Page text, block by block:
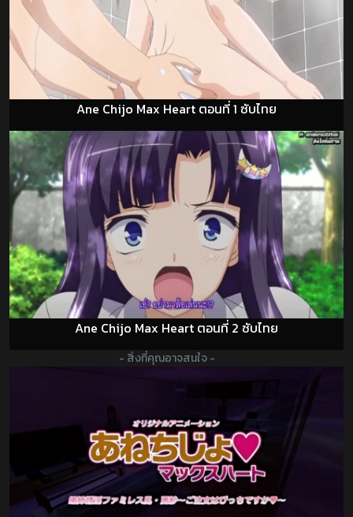
Ane Chijo Max Heart ตอนที่ 1 ซับไทย
Ane Chijo Max Heart ตอนที่ 2 ซับไทย
- สิ่งที่คุณอาจสนใจ -